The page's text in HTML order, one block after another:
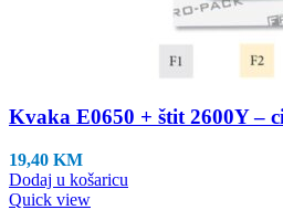
Kvaka E0650 + štit 2600Y –
19,40 KM
Dodaj u košaricu
Quick view